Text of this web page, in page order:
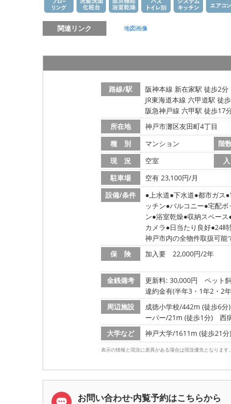
関連リンク 地図画像
路線/駅
阪神本線 新在家駅 徒歩2分
JR東海道本線 六甲道駅 徒
阪急神戸線 六甲駅 徒歩17
所在地
神戸市灘区友田町4丁目
種 別
マンション 階
現 況
空室
駐車場
空有 23,100円/月
設備/条件
上水道 下水道 都市ガス
ッチン バルコニー 宅配ボ
ン 浴室乾燥 収納スペース
カメラ
日当たり良好 24時
神戸市内の全物件取扱可能
保 険
加入要 22,000円/2年
金銭備考
更新料: 30,000円
ペット
違約金有(半年3・1年2・2
周辺施設
成徳小学校/442m (徒歩6分)
ーパー/21m (徒歩1分)
西
大学など
神戸大学/1611m (徒歩21分)
表示の情報と現況に差異がある場合は現況優先となります。
お問い合わせ·内覧予約はこちらから